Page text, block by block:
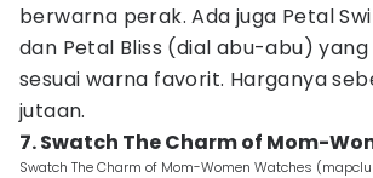
berwarna perak. Ada juga Petal
dan Petal Bliss (dial abu-abu)
sesuai warna favorit. Harganya
jutaan.
7. Swatch The Charm of Mom-
Swatch The Charm of Mom-Women Watches